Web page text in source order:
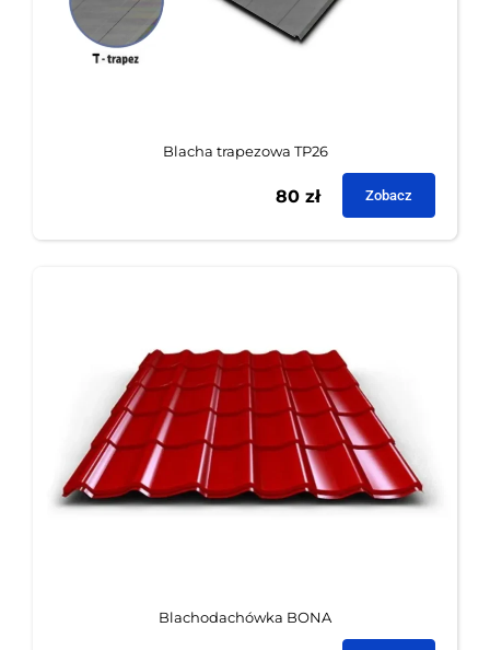
Blacha trapezowa TP26
80 zł Zobacz
Blachodachówka BONA